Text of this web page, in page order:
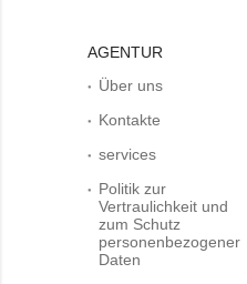
AGENTUR
Über uns
Kontakte
services
Politik zur
Vertraulichkeit und
zum Schutz
personenbezogener
Daten